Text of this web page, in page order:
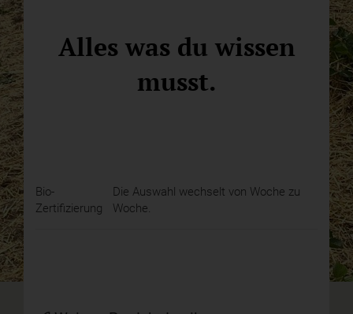
Alles was du wissen
musst.
Bio-
Zertifizierung
Die Auswahl wechselt von Woche zu
Woche.